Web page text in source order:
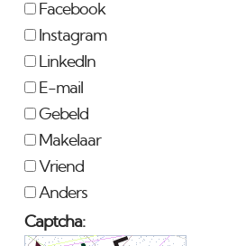
Facebook
Instagram
LinkedIn
E-mail
Gebeld
Makelaar
Vriend
Anders
Captcha: